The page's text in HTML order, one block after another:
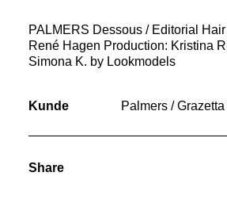
PALMERS Dessous / Editorial
René Hagen Production: Kristina
Simona K. by Lookmodels
Kunde Palmers /
Share